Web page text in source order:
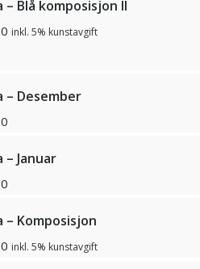
– Blå komposisjon II
inkl. 5% kunstavgift
– Desember
– Januar
– Komposisjon
inkl. 5% kunstavgift